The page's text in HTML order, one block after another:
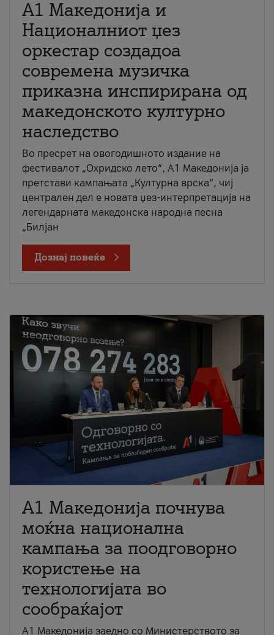
А1 Македонија и
Националниот џез
оркестар создадоа
современа музичка
приказна инспирирана од
македонското културно
наследство
Во пресрет на овогодишното издание на
фестивалот „Охридско лето“, А1 Македонија ја
претстави кампањата „Културна врска“, чиј
централен дел е новата џез-интерпретација на
легендарната македонска народна песна
„Билјан
Дознај повеќе
A1 Македонија почнува
моќна национална
кампања за поодговорно
користење на
технологијата во
сообраќајот
A1 Македонија заедно со Министерството за